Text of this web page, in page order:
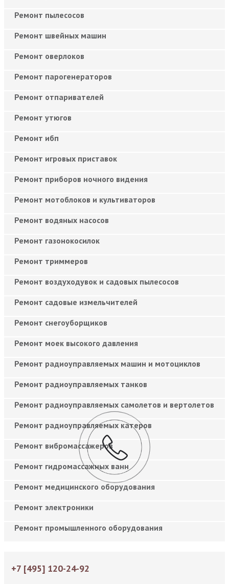
Ремонт пылесосов
Ремонт швейных машин
Ремонт оверлоков
Ремонт парогенераторов
Ремонт отпаривателей
Ремонт утюгов
Ремонт ибп
Ремонт игровых приставок
Ремонт приборов ночного видения
Ремонт мотоблоков и культиваторов
Ремонт водяных насосов
Ремонт газонокосилок
Ремонт триммеров
Ремонт воздуходувок и садовых пылесосов
Ремонт садовые измельчителей
Ремонт снегоуборщиков
Ремонт моек высокого давления
Ремонт радиоуправляемых машин и мотоциклов
Ремонт радиоуправляемых танков
Ремонт радиоуправляемых самолетов и вертолетов
Ремонт радиоуправляемых катеров
Ремонт вибромассажеров
Ремонт гидромассажных ванн
Ремонт медицинского оборудования
Ремонт электроники
Ремонт промышленного оборудования
+7 [495] 120-24-92